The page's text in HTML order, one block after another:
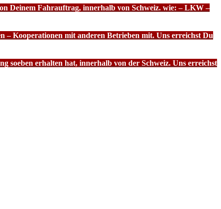
Deinem Fahrauftrag, innerhalb von Schweiz. wie: – LKW –
– Kooperationen mit anderen Betrieben mit. Uns erreichst Du
soeben erhalten hat, innerhalb von der Schweiz. Uns erreichst